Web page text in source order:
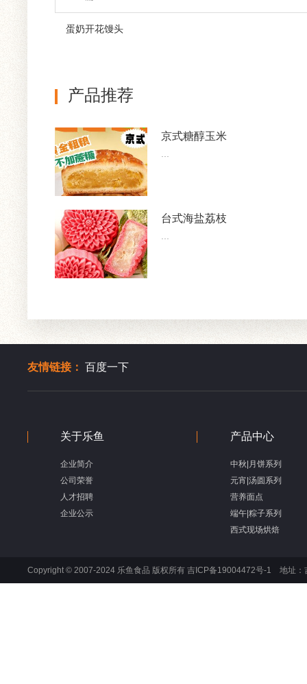
蛋奶开花馒头
产品推荐
京式糖醇玉米
台式海盐荔枝
友情链接： 百度一下
关于乐鱼
企业简介
公司荣誉
人才招聘
企业公示
产品中心
中秋|月饼系列
元宵|汤圆系列
营养面点
端午|粽子系列
西式现场烘焙
Copyright © 2007-2024 乐鱼食品 版权所有 吉ICP备19004472号-1 地址